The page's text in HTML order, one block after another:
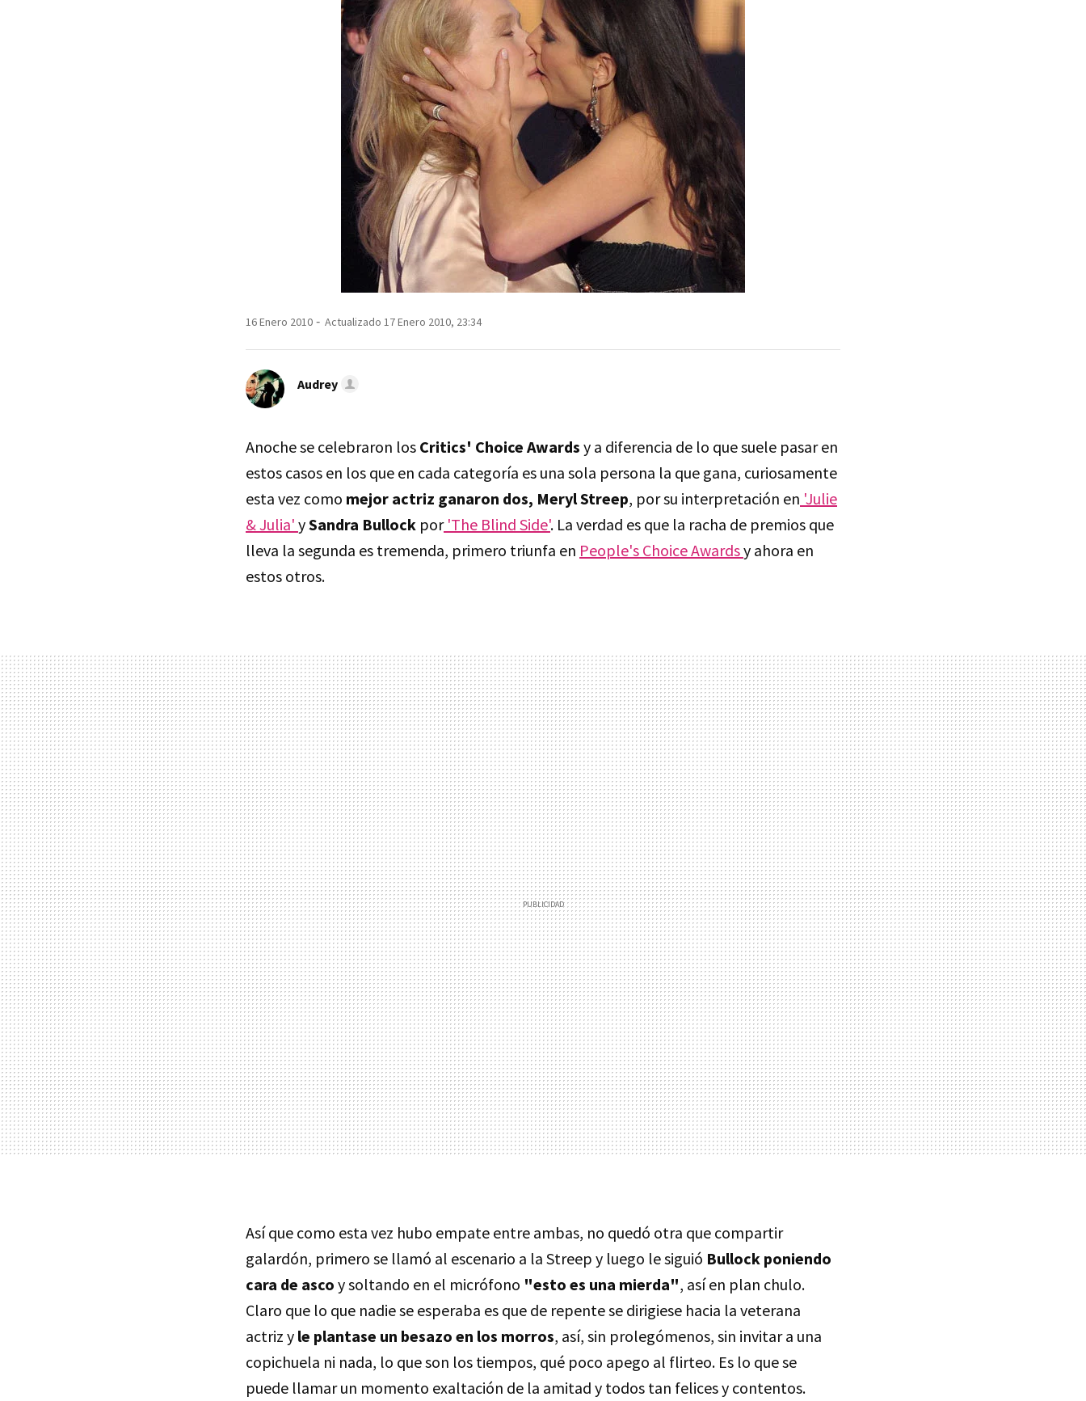
16 Enero 2010 Actualizado 17 Enero 2010, 23:34
Audrey
Anoche se celebraron los Critics' Choice Awards y a diferencia de lo que suele pasar en
estos casos en los que en cada categoría es una sola persona la que gana, curiosamente
esta vez como mejor actriz ganaron dos, Meryl Streep, por su interpretación en 'Julie
& Julia' ySandra Bullock por'The Blind Side'. La verdad es que la racha de premios que
lleva la segunda es tremenda, primero triunfa en People's Choice Awardsy ahora en
estos otros.
Así que como esta vez hubo empate entre ambas, no quedó otra que compartir
galardón, primero se llamó al escenario a la Streep y luego le siguió Bullock poniendo
cara de asco y soltando en el micrófono "esto es una mierda", así en plan chulo.
Claro que lo que nadie se esperaba es que de repente se dirigiese hacia la veterana
actriz y le plantase un besazo en los morros, así, sin prolegómenos, sin invitar a una
copichuela ni nada, lo que son los tiempos, qué poco apego al flirteo. Es lo que se
puede llamar un momento exaltación de la amitad y todos tan felices y contentos.